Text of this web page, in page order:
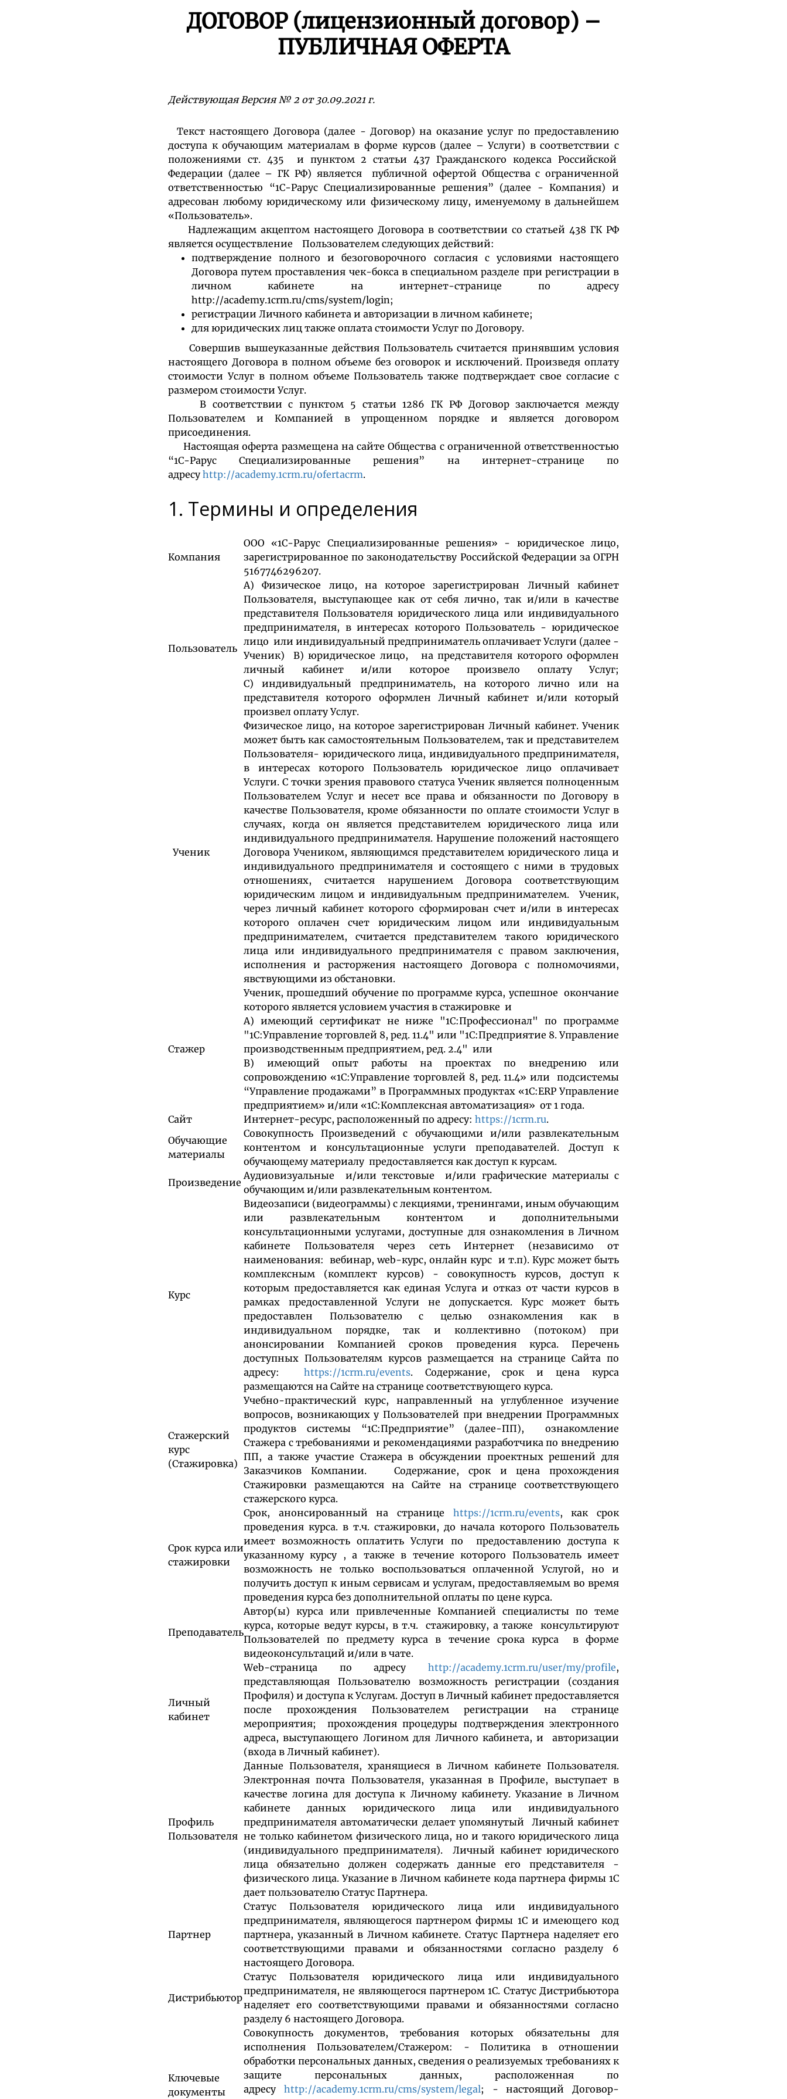
ДОГОВОР (лицензионный договор) –
ПУБЛИЧНАЯ ОФЕРТА
Действующая Версия № 2 от 30.09.2021 г.
Текст настоящего Договора (далее - Договор) на оказание услуг по предоставлению
доступа к обучающим материалам в форме курсов (далее – Услуги) в соответствии с
положениями ст. 435 и пунктом 2 статьи 437 Гражданского кодекса Российской
Федерации (далее – ГК РФ) является публичной офертой Общества с ограниченной
ответственностью “1С-Рарус Специализированные решения” (далее - Компания) и
адресован любому юридическому или физическому лицу, именуемому в дальнейшем
«Пользователь».
Надлежащим акцептом настоящего Договора в соответствии со статьей 438 ГК РФ
является осуществление Пользователем следующих действий:
подтверждение полного и безоговорочного согласия с условиями настоящего
Договора путем проставления чек-бокса в специальном разделе при регистрации в
личном кабинете на интернет-странице по адресу
http://academy.1crm.ru/cms/system/login;
регистрации Личного кабинета и авторизации в личном кабинете;
для юридических лиц также оплата стоимости Услуг по Договору.
Совершив вышеуказанные действия Пользователь считается принявшим условия
настоящего Договора в полном объеме без оговорок и исключений. Произведя оплату
стоимости Услуг в полном объеме Пользователь также подтверждает свое согласие с
размером стоимости Услуг.
В соответствии с пунктом 5 статьи 1286 ГК РФ Договор заключается между
Пользователем и Компанией в упрощенном порядке и является договором
присоединения.
Настоящая оферта размещена на сайте Общества с ограниченной ответственностью
“1С-Рарус Специализированные решения” на интернет-странице по
адресуhttp://academy.1crm.ru/ofertacrm.
1. Термины и определения
Компания
ООО «1С-Рарус Специализированные решения» - юридическое лицо,
зарегистрированное по законодательству Российской Федерации за ОГРН
5167746296207.
Пользователь
А) Физическое лицо, на которое зарегистрирован Личный кабинет
Пользователя, выступающее как от себя лично, так и/или в качестве
представителя Пользователя юридического лица или индивидуального
предпринимателя, в интересах которого Пользователь - юридическое
лицо или индивидуальный предприниматель оплачивает Услуги (далее -
Ученик) В) юридическое лицо, на представителя которого оформлен
личный кабинет и/или которое произвело оплату Услуг;
С) индивидуальный предприниматель, на которого лично или на
представителя которого оформлен Личный кабинет и/или который
произвел оплату Услуг.
Ученик
Физическое лицо, на которое зарегистрирован Личный кабинет. Ученик
может быть как самостоятельным Пользователем, так и представителем
Пользователя- юридического лица, индивидуального предпринимателя,
в интересах которого Пользователь юридическое лицо оплачивает
Услуги. С точки зрения правового статуса Ученик является полноценным
Пользователем Услуг и несет все права и обязанности по Договору в
качестве Пользователя, кроме обязанности по оплате стоимости Услуг в
случаях, когда он является представителем юридического лица или
индивидуального предпринимателя. Нарушение положений настоящего
Договора Учеником, являющимся представителем юридического лица и
индивидуального предпринимателя и состоящего с ними в трудовых
отношениях, считается нарушением Договора соответствующим
юридическим лицом и индивидуальным предпринимателем. Ученик,
через личный кабинет которого сформирован счет и/или в интересах
которого оплачен счет юридическим лицом или индивидуальным
предпринимателем, считается представителем такого юридического
лица или индивидуального предпринимателя с правом заключения,
исполнения и расторжения настоящего Договора с полномочиями,
явствующими из обстановки.
Стажер
Ученик, прошедший обучение по программе курса, успешное окончание
которого является условием участия в стажировке и
А) имеющий сертификат не ниже "1С:Профессионал" по программе
"1С:Управление торговлей 8, ред. 11.4" или "1С:Предприятие 8. Управление
производственным предприятием, ред. 2.4" или
В) имеющий опыт работы на проектах по внедрению или
сопровождению «1С:Управление торговлей 8, ред. 11.4» или подсистемы
“Управление продажами” в Программных продуктах «1С:ERP Управление
предприятием» и/или «1С:Комплексная автоматизация» от 1 года.
Сайт
Интернет-ресурс, расположенный по адресу: https://1crm.ru.
Обучающие
материалы
Совокупность Произведений с обучающими и/или развлекательным
контентом и консультационные услуги преподавателей. Доступ к
обучающему материалу предоставляется как доступ к курсам.
Произведение
Аудиовизуальные и/или текстовые и/или графические материалы с
обучающим и/или развлекательным контентом.
Курс
Видеозаписи (видеограммы) с лекциями, тренингами, иным обучающим
или развлекательным контентом и дополнительными
консультационными услугами, доступные для ознакомления в Личном
кабинете Пользователя через сеть Интернет (независимо от
наименования: вебинар, web-курс, онлайн курс и т.п). Курс может быть
комплексным (комплект курсов) - совокупность курсов, доступ к
которым предоставляется как единая Услуга и отказ от части курсов в
рамках предоставленной Услуги не допускается. Курс может быть
предоставлен Пользователю с целью ознакомления как в
индивидуальном порядке, так и коллективно (потоком) при
анонсировании Компанией сроков проведения курса. Перечень
доступных Пользователям курсов размещается на странице Сайта по
адресу: https://1crm.ru/events. Содержание, срок и цена курса
размещаются на Сайте на странице соответствующего курса.
Стажерский
курс
(Стажировка)
Учебно-практический курс, направленный на углубленное изучение
вопросов, возникающих у Пользователей при внедрении Программных
продуктов системы “1С:Предприятие” (далее-ПП), ознакомление
Стажера с требованиями и рекомендациями разработчика по внедрению
ПП, а также участие Стажера в обсуждении проектных решений для
Заказчиков Компании. Содержание, срок и цена прохождения
Стажировки размещаются на Сайте на странице соответствующего
стажерского курса.
Срок курса или
стажировки
Срок, анонсированный на странице https://1crm.ru/events, как срок
проведения курса. в т.ч. стажировки, до начала которого Пользователь
имеет возможность оплатить Услуги по предоставлению доступа к
указанному курсу , а также в течение которого Пользователь имеет
возможность не только воспользоваться оплаченной Услугой, но и
получить доступ к иным сервисам и услугам, предоставляемым во время
проведения курса без дополнительной оплаты по цене курса.
Преподаватель
Автор(ы) курса или привлеченные Компанией специалисты по теме
курса, которые ведут курсы, в т.ч. стажировку, а также консультируют
Пользователей по предмету курса в течение срока курса в форме
видеоконсультаций и/или в чате.
Личный
кабинет
Web-страница по адресу http://academy.1crm.ru/user/my/profile,
представляющая Пользователю возможность регистрации (создания
Профиля) и доступа к Услугам. Доступ в Личный кабинет предоставляется
после прохождения Пользователем регистрации на странице
мероприятия; прохождения процедуры подтверждения электронного
адреса, выступающего Логином для Личного кабинета, и авторизации
(входа в Личный кабинет).
Профиль
Пользователя
Данные Пользователя, хранящиеся в Личном кабинете Пользователя.
Электронная почта Пользователя, указанная в Профиле, выступает в
качестве логина для доступа к Личному кабинету. Указание в Личном
кабинете данных юридического лица или индивидуального
предпринимателя автоматически делает упомянутый Личный кабинет
не только кабинетом физического лица, но и такого юридического лица
(индивидуального предпринимателя). Личный кабинет юридического
лица обязательно должен содержать данные его представителя -
физического лица. Указание в Личном кабинете кода партнера фирмы 1С
дает пользователю Статус Партнера.
Партнер
Статус Пользователя юридического лица или индивидуального
предпринимателя, являющегося партнером фирмы 1С и имеющего код
партнера, указанный в Личном кабинете. Статус Партнера наделяет его
соответствующими правами и обязанностями согласно разделу 6
настоящего Договора.
Дистрибьютор
Статус Пользователя юридического лица или индивидуального
предпринимателя, не являющегося партнером 1С. Статус Дистрибьютора
наделяет его соответствующими правами и обязанностями согласно
разделу 6 настоящего Договора.
Ключевые
документы
Совокупность документов, требования которых обязательны для
исполнения Пользователем/Стажером: - Политика в отношении
обработки персональных данных, сведения о реализуемых требованиях к
защите персональных данных, расположенная по
адресу http://academy.1crm.ru/cms/system/legal; - настоящий Договор-